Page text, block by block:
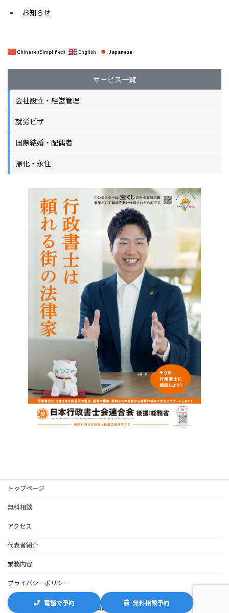
お知らせ
Chinese (Simplified) English Japanese
サービス一覧
会社設立・経営管理
就労ビザ
国際結婚・配偶者
帰化・永住
トップページ
無料相談
アクセス
代表者紹介
業務内容
プライバシーポリシー
Copyright © 行政書士小山国際法務事務所 All Rights Reserved.
電話で予約 無料相談予約